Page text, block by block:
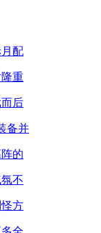
配
重
后
备并
的
不
方